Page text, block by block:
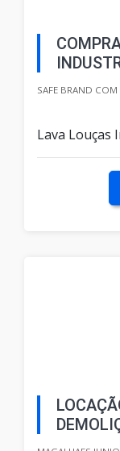
SAFE BRAND
Lava Louças